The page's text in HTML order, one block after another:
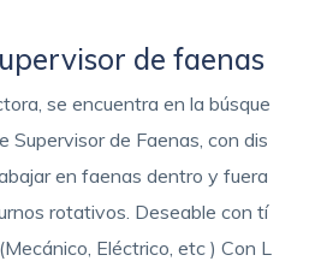
de faenas
se encuentra en la búsque
Supervisor de Faenas, con dis
en faenas dentro y fuera
rotativos. Deseable con tí
Eléctrico, etc ) Con L